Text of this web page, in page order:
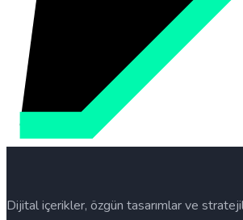
Dijital içerikler, özgün tasarımlar ve